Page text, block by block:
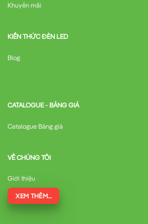
Khuyến mãi
KIẾN THỨC ĐÈN LED
Blog
CATALOGUE - BẢNG GIÁ
Catalogue Bảng giá
VỀ CHÚNG TÔI
Giới thiệu
XEM THÊM...